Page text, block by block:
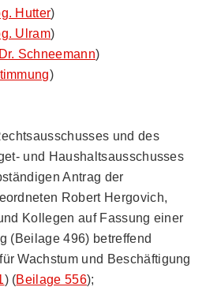
Hutter)
Ulram)
Schneemann)
)
und des
und Haushaltsausschusses
Antrag der
Robert Hergovich,
Kollegen auf Fassung einer
(Beilage 496) betreffend
Wachstum und Beschäftigung
) (Beilage 556);